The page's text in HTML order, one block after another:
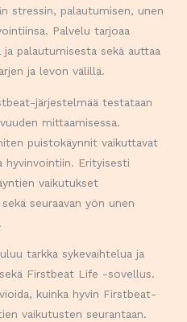
stressin, palautumisen, unen
Palvelu tarjoaa
palautumisesta sekä auttaa
ja levon välillä.
järjestelmää testataan
mittaamisessa.
puistokäynnit vaikuttavat
hyvinvointiin. Erityisesti
vaikutukset
seuraavan yön unen
tarkka sykevaihtelua ja
Firstbeat Life -sovellus.
kuinka hyvin Firstbeat-
vaikutusten seurantaan.